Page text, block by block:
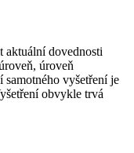
aktuální dovednosti
úroveň
samotného vyšetření je
obvykle trvá